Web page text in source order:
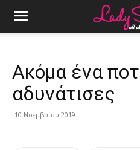
Ακόμα ένα
αδυνάτισες
10 Νοεμβρίου 2019